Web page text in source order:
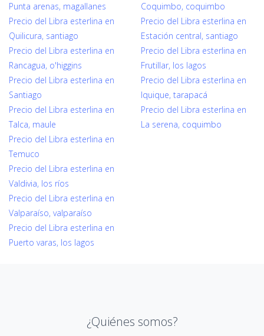
Punta arenas, magallanes
Precio del Libra esterlina en
Quilicura, santiago
Precio del Libra esterlina en
Rancagua, o'higgins
Precio del Libra esterlina en
Santiago
Precio del Libra esterlina en
Talca, maule
Precio del Libra esterlina en
Temuco
Precio del Libra esterlina en
Valdivia, los ríos
Precio del Libra esterlina en
Valparaíso, valparaíso
Precio del Libra esterlina en
Puerto varas, los lagos
Coquimbo, coquimbo
Precio del Libra esterlina en
Estación central, santiago
Precio del Libra esterlina en
Frutillar, los lagos
Precio del Libra esterlina en
Iquique, tarapacá
Precio del Libra esterlina en
La serena, coquimbo
¿Quiénes somos?